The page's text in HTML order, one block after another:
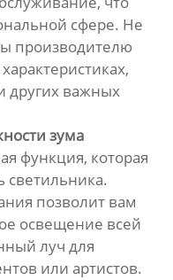
сфере. Не
производителю
других важных
зума
функция, которая
светильника.
позволит вам
освещение всей
луч для
или артистов.